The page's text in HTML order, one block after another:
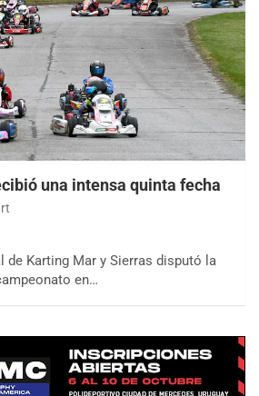
una intensa quinta fecha
de Karting Mar y Sierras disputó la
en…